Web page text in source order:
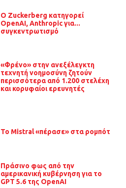
O Zuckerberg κατηγορεί
OpenAI, Anthropic για...
συγκεντρωτισμό
«Φρένο» στην ανεξέλεγκτη
τεχνητή νοημοσύνη ζητούν
περισσότερα από 1.200 στελέχη
και κορυφαίοι ερευνητές
Το Mistral «πέρασε» στα ρομπότ
Πράσινο φως από την
αμερικανική κυβέρνηση για το
GPT 5.6 της OpenAI